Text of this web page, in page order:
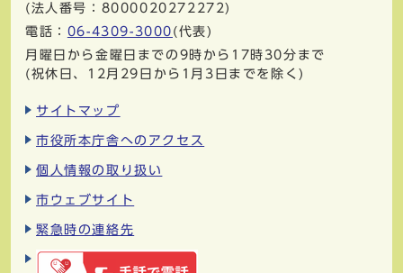
(法人番号：8000020272272)
電話： 06-4309-3000 (代表)
月曜日から金曜日までの9時から17時30分まで
(祝休日、12月29日から1月3日までを除く)
サイトマップ
市役所本庁舎へのアクセス
個人情報の取り扱い
市ウェブサイト
緊急時の連絡先